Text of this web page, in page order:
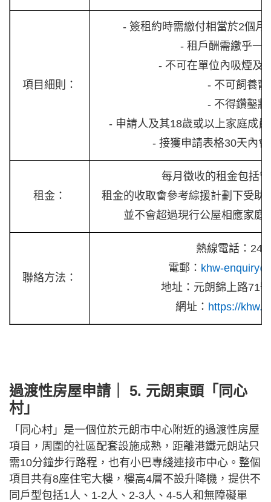
項目細則：
- 簽租約時需繳付相當於2個月
- 租戶酬需繳乎一
- 不可在單位內吸煙及
- 不可飼養寵
- 不得鑽鑿牆
- 申請人及其18歲或以上家庭成
- 接獲申請表格30天內
租金：
每月徵收的租金包括
租金的收取會參考綜援計劃下受助
並不會超過現行公屋相應家庭
聯絡方法：
熱線電話：
電郵： khw-
地址：元朗錦上路71
網址： https://
過渡性房屋申請｜ 5. 元朗東頭「同心
村」
「同心村」是一個位於元朗市中心附近的過渡性房屋
項目，周圍的社區配套設施成熟，距離港鐵元朗站只
需10分鐘步行路程，也有小巴專綫連接市中心。整個
項目共有8座住宅大樓，樓高4層不設升降機，提供不
同戶型包括1人、1-2人、2-3人、4-5人和無障礙單